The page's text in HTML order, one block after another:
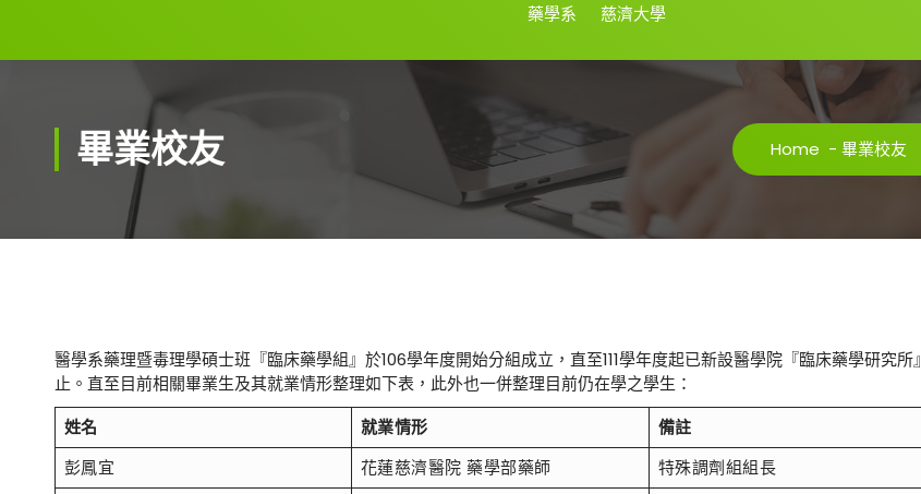
藥學系 慈濟大學
畢業校友 Home - 畢業校友
醫學系藥理暨毒理學碩士班『臨床藥學組』於106學年度開始分組成立，直至111學年度起已新設醫學院『臨床藥學研究所』
止。直至目前相關畢業生及其就業情形整理如下表，此外也一併整理目前仍在學之學生：
姓名
就業情形
備註
彭鳳宜
花蓮慈濟醫院 藥學部藥師
特殊調劑組組長